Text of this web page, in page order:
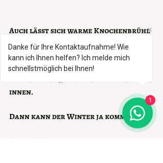
Auch lässt sich warme Knochenbrühe
wunderbar auf Winterausflüge in
einer Thermoskanne mitnehmen. Das
macht Ausflüge in den Schnee noch
schöner und wärmt unsere Hunde von
innen.
Dann kann der Winter ja kommen.
(Meine Empfehlungen sind als
Danke für Ihre Kontaktaufnahme! Wie
kann ich Ihnen helfen? Ich melde mich
schnellstmöglich bei Ihnen!
1